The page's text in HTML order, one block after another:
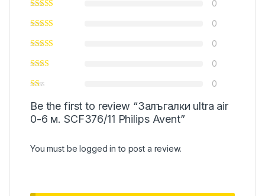
0
0
0
0
0
Be the first to review “Залъгалки ultra air
0-6 м. SCF376/11 Philips Avent”
You must belogged in to post a review.